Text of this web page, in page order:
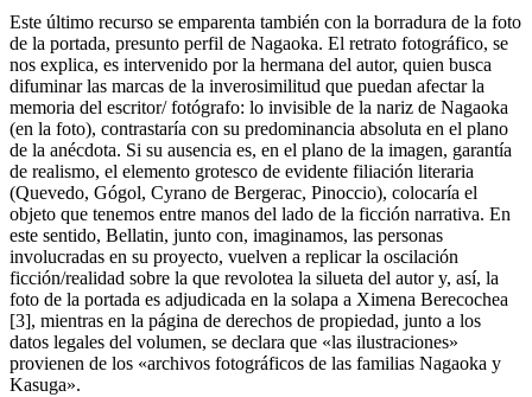
Este último recurso se emparenta también con la borradura de la foto
de la portada, presunto perfil de Nagaoka. El retrato fotográfico, se
nos explica, es intervenido por la hermana del autor, quien busca
difuminar las marcas de la inverosimilitud que puedan afectar la
memoria del escritor/ fotógrafo: lo invisible de la nariz de Nagaoka
(en la foto), contrastaría con su predominancia absoluta en el plano
de la anécdota. Si su ausencia es, en el plano de la imagen, garantía
de realismo, el elemento grotesco de evidente filiación literaria
(Quevedo, Gógol, Cyrano de Bergerac, Pinoccio), colocaría el
objeto que tenemos entre manos del lado de la ficción narrativa. En
este sentido, Bellatin, junto con, imaginamos, las personas
involucradas en su proyecto, vuelven a replicar la oscilación
ficción/realidad sobre la que revolotea la silueta del autor y, así, la
foto de la portada es adjudicada en la solapa a Ximena Berecochea
[3], mientras en la página de derechos de propiedad, junto a los
datos legales del volumen, se declara que «las ilustraciones»
provienen de los «archivos fotográficos de las familias Nagaoka y
Kasuga».